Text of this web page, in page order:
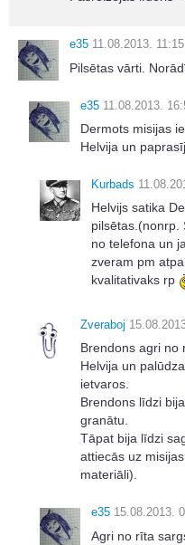
e35 11.08.2013. 11:15
Pilsētas vārti.
e35 11.08.2013.
Dermots misijas
Helvija un
Kurbads
Helvijs satika
pilsētas.(nonrp.
no telefona un
zveram pm
kvalitativaks rp
Zveraboj
Brendons agri no
Helvija un
ietvaros.
Brendons līdzi
granātu.
Tāpat bija līdzi
attiecās uz
materiāli).
e35 15.08.2013.
Agri no rīta